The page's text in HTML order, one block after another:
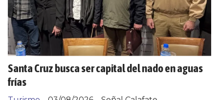
Santa Cruz busca ser capital del nado en aguas
frías